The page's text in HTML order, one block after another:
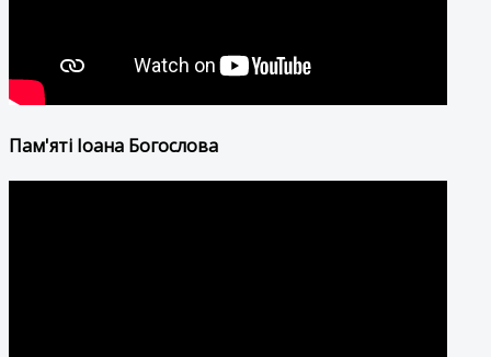
Пам'яті Іоана Богослова